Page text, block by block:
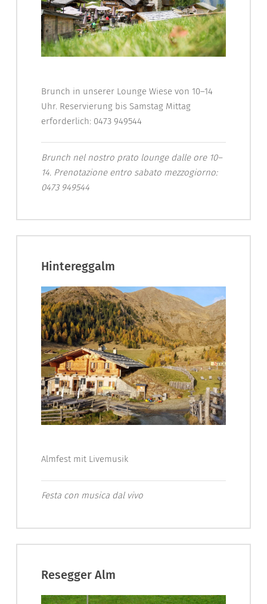
Brunch in unserer Lounge Wiese von 10–14
Uhr. Reservierung bis Samstag Mittag
erforderlich: 0473 949544
Brunch nel nostro prato lounge dalle ore 10–
14. Prenotazione entro sabato mezzogiorno:
0473 949544
Hintereggalm
Almfest mit Livemusik
Festa con musica dal vivo
Resegger Alm